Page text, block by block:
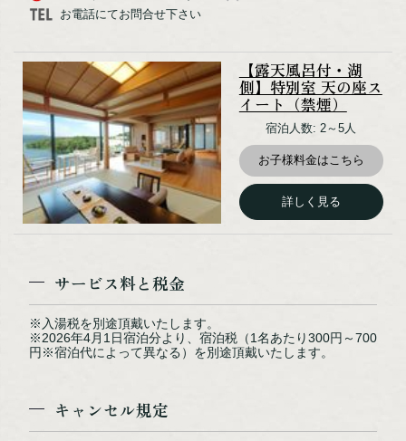
バー（イメージ）
お電話にてお問合せ下さい
【露天風呂付・湖
側】特別室 天の座ス
イート（禁煙）
宿泊人数: 2～5人
お子様料金はこちら
詳しく見る
サービス料と税金
※入湯税を別途頂戴いたします。
※2026年4月1日宿泊分より、宿泊税（1名あたり300円～700
円※宿泊代によって異なる）を別途頂戴いたします。
キャンセル規定